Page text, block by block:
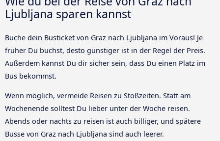
Ljubljana sparen kannst
Buche dein Busticket von Graz nach Ljubljana im Voraus! Je
früher Du buchst, desto günstiger ist in der Regel der Preis.
Außerdem kannst Du dir sicher sein, dass Du einen Platz im
Bus bekommst.
Wenn möglich, vermeide Reisen zu Stoßzeiten. Statt am
Wochenende solltest Du lieber unter der Woche reisen.
Abends oder nachts zu reisen ist auch billiger, und spätere
Busse von Graz nach Ljubljana sind auch leerer.